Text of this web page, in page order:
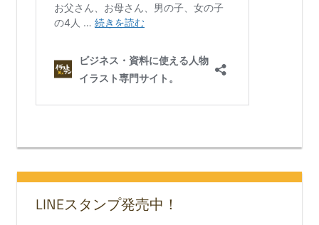
LINEスタンプ発売中！